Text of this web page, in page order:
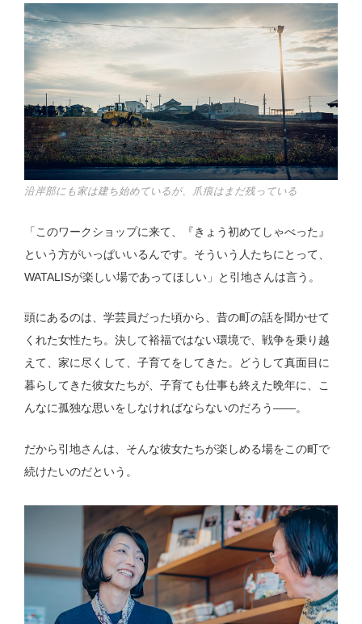
沿岸部にも家は建ち始めているが、爪痕はまだ残っている
「このワークショップに来て、『きょう初めてしゃべった』
という方がいっぱいいるんです。そういう人たちにとって、
WATALISが楽しい場であってほしい」と引地さんは言う。
頭にあるのは、学芸員だった頃から、昔の町の話を聞かせて
くれた女性たち。決して裕福ではない環境で、戦争を乗り越
えて、家に尽くして、子育てをしてきた。どうして真面目に
暮らしてきた彼女たちが、子育ても仕事も終えた晩年に、こ
んなに孤独な思いをしなければならないのだろう——。
だから引地さんは、そんな彼女たちが楽しめる場をこの町で
続けたいのだという。